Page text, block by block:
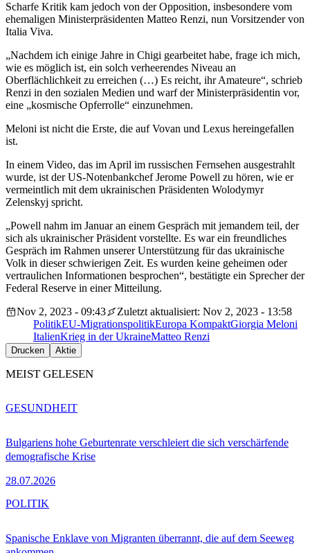
Scharfe Kritik kam jedoch von der Opposition, insbesondere vom
ehemaligen Ministerpräsidenten Matteo Renzi, nun Vorsitzender von
Italia Viva.
„Nachdem ich einige Jahre in Chigi gearbeitet habe, frage ich mich,
wie es möglich ist, ein solch verheerendes Niveau an
Oberflächlichkeit zu erreichen (…) Es reicht, ihr Amateure“, schrieb
Renzi in den sozialen Medien und warf der Ministerpräsidentin vor,
eine „kosmische Opferrolle“ einzunehmen.
Meloni ist nicht die Erste, die auf Vovan und Lexus hereingefallen
ist.
In einem Video, das im April im russischen Fernsehen ausgestrahlt
wurde, ist der US-Notenbankchef Jerome Powell zu hören, wie er
vermeintlich mit dem ukrainischen Präsidenten Wolodymyr
Zelenskyj spricht.
„Powell nahm im Januar an einem Gespräch mit jemandem teil, der
sich als ukrainischer Präsident vorstellte. Es war ein freundliches
Gespräch im Rahmen unserer Unterstützung für das ukrainische
Volk in dieser schwierigen Zeit. Es wurden keine geheimen oder
vertraulichen Informationen besprochen“, bestätigte ein Sprecher der
Federal Reserve in einer Mitteilung.
Nov 2, 2023 - 09:43
Zuletzt aktualisiert: Nov 2, 2023 - 13:58
PolitikEU-MigrationspolitikEuropa KompaktGiorgia Meloni
ItalienKrieg in der UkraineMatteo Renzi
Drucken Aktie
MEIST GELESEN
Bulgariens hohe Geburtenrate verschleiert die sich verschärfende
demografische Krise
28.07.2026
GESUNDHEIT
Spanische Enklave von Migranten überrannt, die auf dem Seeweg
POLITIK